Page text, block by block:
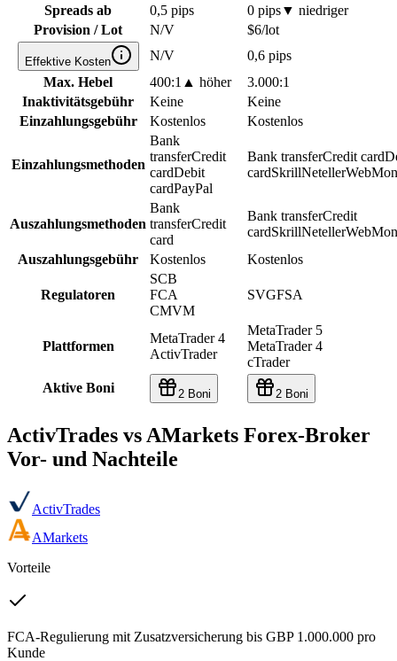
Spreads ab 0,5 pips 0 pips▼ niedriger
Provision / Lot
N/V $6/lot
Effektive Kosten N/V
0,6 pips
Max. Hebel
400:1 ▲ höher
3.000:1
Inaktivitätsgebühr
Keine
Keine
Einzahlungsgebühr
Kostenlos Kostenlos
Einzahlungsmethoden
Bank
transferCredit
cardDebit
cardPayPal
Bank transferCredit card
cardSkrillNeteller
Auszahlungsmethoden
Bank
transferCredit
card
Bank transferCredit
cardSkrillNeteller
Auszahlungsgebühr
Kostenlos Kostenlos
Regulatoren
SCB
FCA
CMVM
SVGFSA
Plattformen
MetaTrader 4
ActivTrader
MetaTrader 5
MetaTrader 4
cTrader
Aktive Boni
2 Boni 2 Boni
ActivTrades vs AMarkets Forex-Broker
Vor- und Nachteile
ActivTrades
AMarkets
Vorteile
FCA-Regulierung mit Zusatzversicherung bis GBP 1.000.000 pro
Kunde